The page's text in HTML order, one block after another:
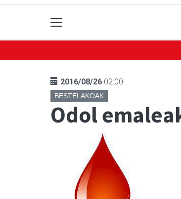
2016/08/26 02:00
BESTELAKOAK
Odol